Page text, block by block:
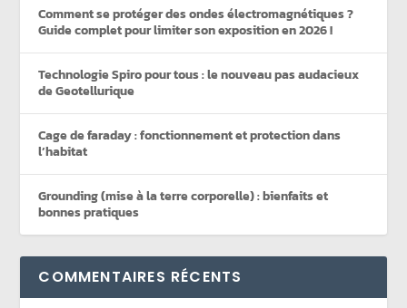
Comment se protéger des ondes électromagnétiques ?
Guide complet pour limiter son exposition en 2026 !
Technologie Spiro pour tous : le nouveau pas audacieux
de Geotellurique
Cage de faraday : fonctionnement et protection dans
l’habitat
Grounding (mise à la terre corporelle) : bienfaits et
bonnes pratiques
COMMENTAIRES RÉCENTS